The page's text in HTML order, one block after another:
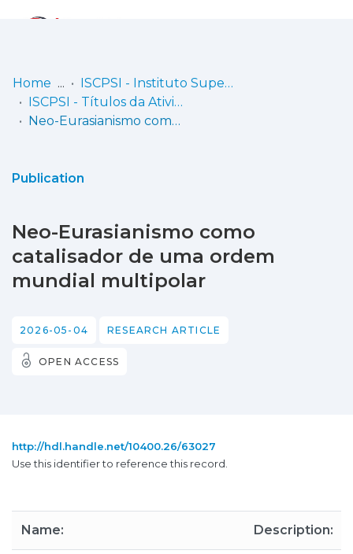
Communities
Statistics
Home
ISCPSI - Instituto Superior de Ciências Policiais e Segurança Interna
ISCPSI - Títulos da Atividade Científica
Neo-Eurasianismo como catalisador de uma ordem mundial multipolar
Publication
Neo-Eurasianismo como
catalisador de uma ordem
mundial multipolar
2026-05-04 RESEARCH ARTICLE
OPEN ACCESS
http://hdl.handle.net/10400.26/63027
Use this identifier to reference this record.
Name: Description: